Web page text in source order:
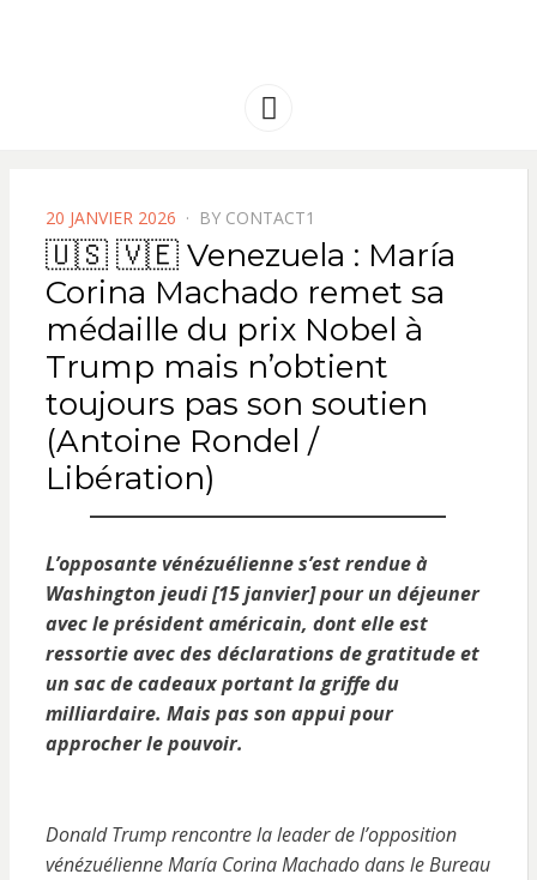
AMERIQUE
Menu
POSTED
ON
20 JANVIER 2026 BY CONTACT1
🇺🇸 🇻🇪 Venezuela : María
Corina Machado remet sa
médaille du prix Nobel à
Trump mais n’obtient
toujours pas son soutien
(Antoine Rondel /
Libération)
L’opposante vénézuélienne s’est rendue à
Washington jeudi [15 janvier] pour un déjeuner
avec le président américain, dont elle est
ressortie avec des déclarations de gratitude et
un sac de cadeaux portant la griffe du
milliardaire. Mais pas son appui pour
approcher le pouvoir.
Donald Trump rencontre la leader de l’opposition
vénézuélienne María Corina Machado dans le Bureau